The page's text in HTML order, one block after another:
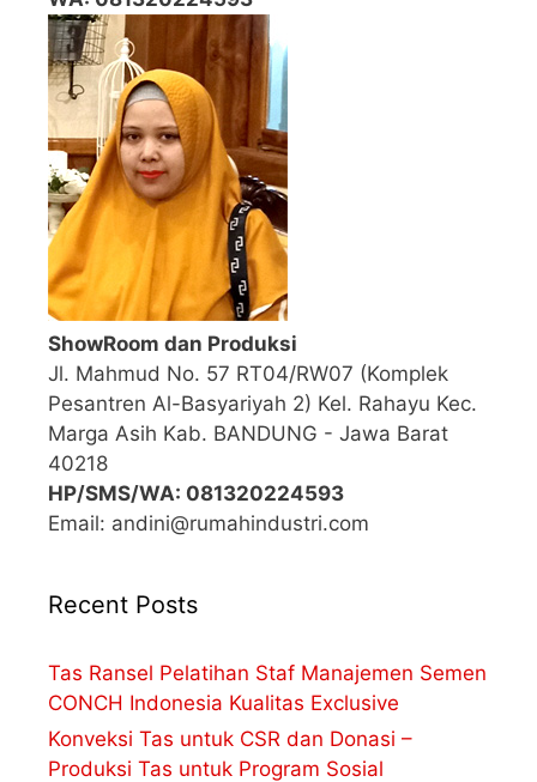
ShowRoom dan Produksi
Jl. Mahmud No. 57 RT04/RW07 (Komplek
Pesantren Al-Basyariyah 2) Kel. Rahayu Kec.
Marga Asih Kab. BANDUNG - Jawa Barat
40218
HP/SMS/WA: 081320224593
Email: andini@rumahindustri.com
Recent Posts
Tas Ransel Pelatihan Staf Manajemen Semen
CONCH Indonesia Kualitas Exclusive
Konveksi Tas untuk CSR dan Donasi –
Produksi Tas untuk Program Sosial